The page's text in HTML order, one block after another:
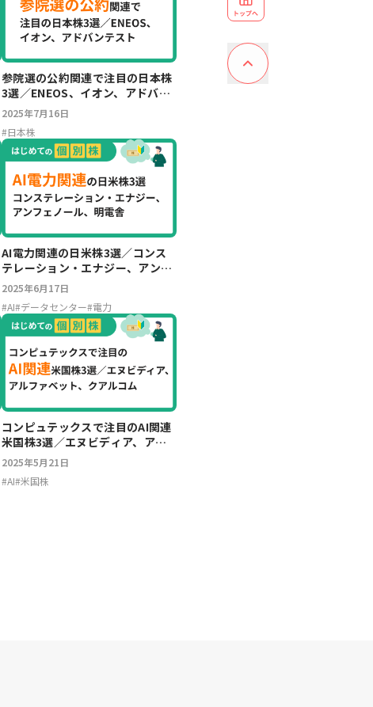
参院選の公約関連で注目の日本株
3選／ENEOS、イオン、アドバン
テスト
2025年7月16日
#日本株
AI電力関連の日米株3選／コンス
テレーション・エナジー、アンフ
ェノール、明電舎
2025年6月17日
#AI#データセンター#電力
コンピュテックスで注目のAI関連
米国株3選／エヌビディア、アル
ファベット、クアルコム
2025年5月21日
#AI#米国株